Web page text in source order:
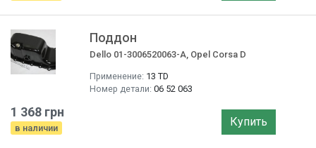
Поддон
Dello 01-3006520063-A, Opel Corsa D
Применение: 13 TD
Номер детали: 06 52 063
1 368 грн
в наличии Купить